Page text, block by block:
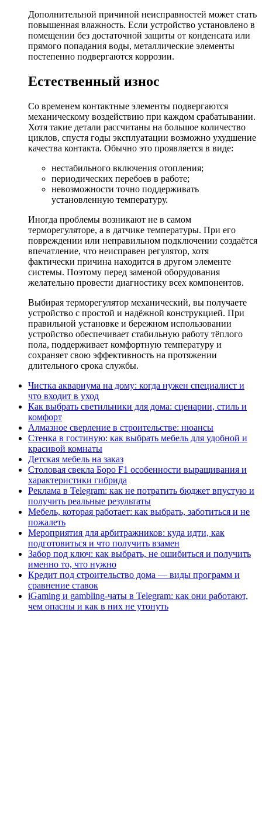
Дополнительной причиной неисправностей может стать
повышенная влажность. Если устройство установлено в
помещении без достаточной защиты от конденсата или
прямого попадания воды, металлические элементы
постепенно подвергаются коррозии.
Естественный износ
Со временем контактные элементы подвергаются
механическому воздействию при каждом срабатывании.
Хотя такие детали рассчитаны на большое количество
циклов, спустя годы эксплуатации возможно ухудшение
качества контакта. Обычно это проявляется в виде:
нестабильного включения отопления;
периодических перебоев в работе;
невозможности точно поддерживать
установленную температуру.
Иногда проблемы возникают не в самом
терморегуляторе, а в датчике температуры. При его
повреждении или неправильном подключении создаётся
впечатление, что неисправен регулятор, хотя
фактически причина находится в другом элементе
системы. Поэтому перед заменой оборудования
желательно провести диагностику всех компонентов.
Выбирая терморегулятор механический, вы получаете
устройство с простой и надёжной конструкцией. При
правильной установке и бережном использовании
устройство обеспечивает стабильную работу тёплого
пола, поддерживает комфортную температуру и
сохраняет свою эффективность на протяжении
длительного срока службы.
Чистка аквариума на дому: когда нужен специалист и
что входит в уход
Как выбрать светильники для дома: сценарии, стиль и
комфорт
Алмазное сверление в строительстве: нюансы
Стенка в гостиную: как выбрать мебель для удобной и
красивой комнаты
Детская мебель на заказ
Столовая свекла Боро F1 особенности выращивания и
характеристики гибрида
Реклама в Telegram: как не потратить бюджет впустую и
получить реальные результаты
Мебель, которая работает: как выбрать, заботиться и не
пожалеть
Мероприятия для арбитражников: куда идти, как
подготовиться и что получить взамен
Забор под ключ: как выбрать, не ошибиться и получить
именно то, что нужно
Кредит под строительство дома — виды программ и
сравнение ставок
iGaming и gambling-чаты в Telegram: как они работают,
чем опасны и как в них не утонуть